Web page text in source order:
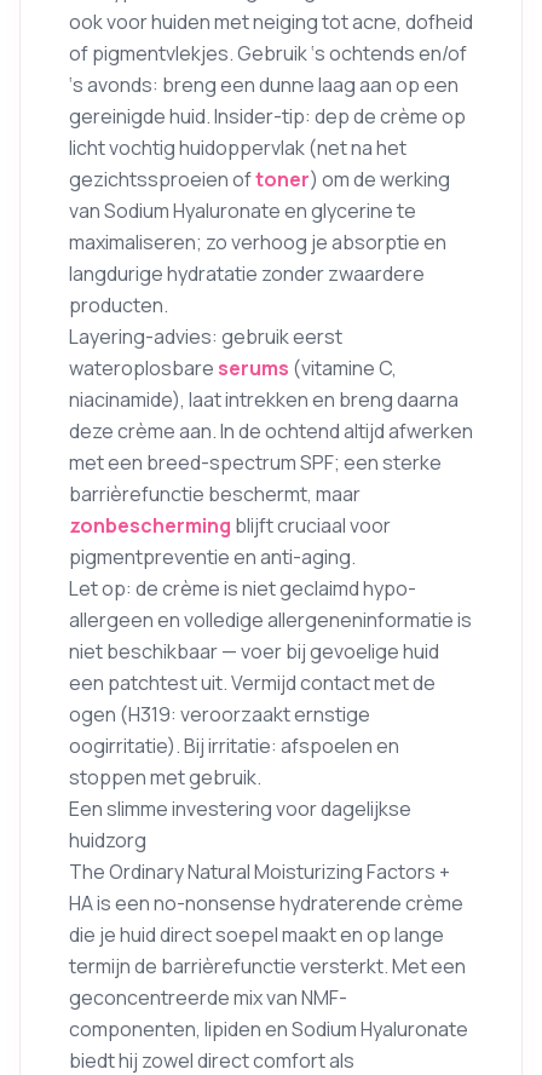
ook voor huiden met neiging tot acne, dofheid
of pigmentvlekjes. Gebruik ‘s ochtends en/of
‘s avonds: breng een dunne laag aan op een
gereinigde huid. Insider-tip: dep de crème op
licht vochtig huidoppervlak (net na het
gezichtssproeien oftoner) om de werking
van Sodium Hyaluronate en glycerine te
maximaliseren; zo verhoog je absorptie en
langdurige hydratatie zonder zwaardere
producten.
Layering-advies: gebruik eerst
wateroplosbare serums (vitamine C,
niacinamide), laat intrekken en breng daarna
deze crème aan. In de ochtend altijd afwerken
met een breed-spectrum SPF; een sterke
barrièrefunctie beschermt, maar
zonbescherming blijft cruciaal voor
pigmentpreventie en anti-aging.
Let op: de crème is niet geclaimd hypo-
allergeen en volledige allergeneninformatie is
niet beschikbaar — voer bij gevoelige huid
een patchtest uit. Vermijd contact met de
ogen (H319: veroorzaakt ernstige
oogirritatie). Bij irritatie: afspoelen en
stoppen met gebruik.
Een slimme investering voor dagelijkse
huidzorg
The Ordinary Natural Moisturizing Factors +
HA is een no-nonsense hydraterende crème
die je huid direct soepel maakt en op lange
termijn de barrièrefunctie versterkt. Met een
geconcentreerde mix van NMF-
componenten, lipiden en Sodium Hyaluronate
biedt hij zowel direct comfort als